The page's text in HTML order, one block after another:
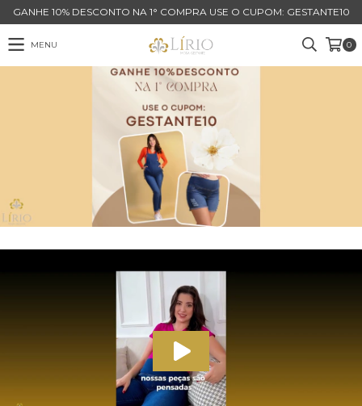
GANHE 10% DESCONTO NA 1° COMPRA USE O CUPOM: GESTANTE10
MENU 0